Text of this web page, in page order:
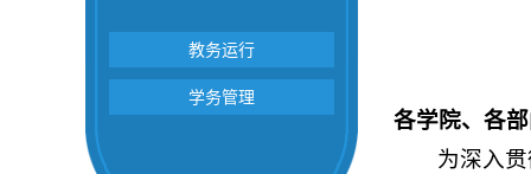
教务运行
学务管理
各学院、各
为深入